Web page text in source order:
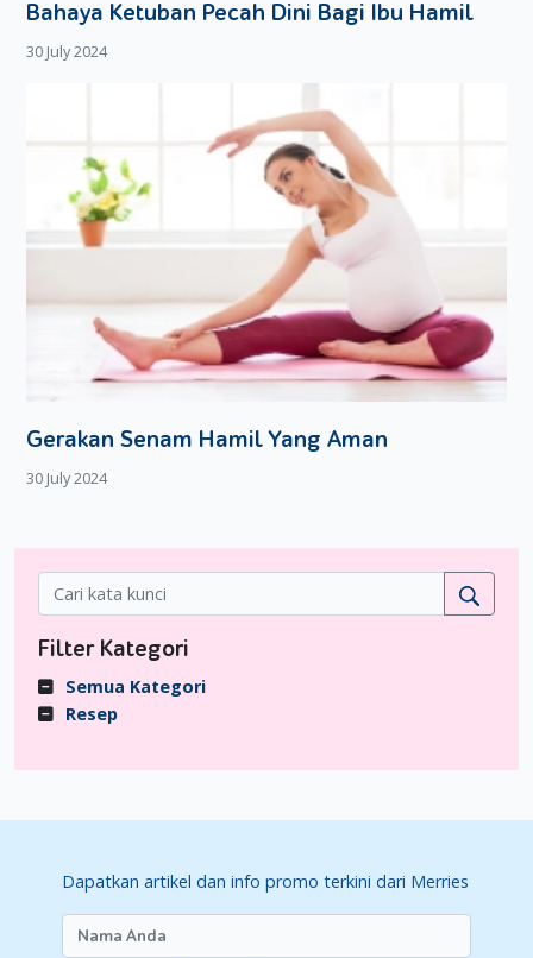
Bahaya Ketuban Pecah Dini Bagi Ibu Hamil
30 July 2024
Gerakan Senam Hamil Yang Aman
30 July 2024
Filter Kategori
Semua Kategori
Resep
Dapatkan artikel dan info promo terkini dari Merries